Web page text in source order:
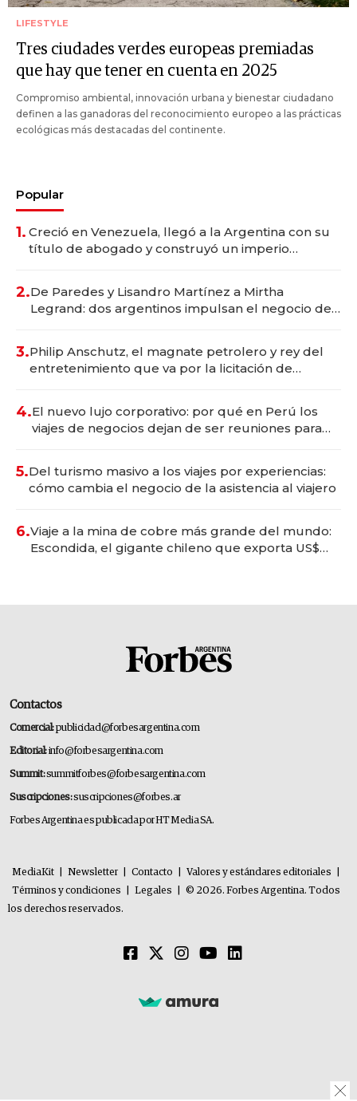
LIFESTYLE
Tres ciudades verdes europeas premiadas
que hay que tener en cuenta en 2025
Compromiso ambiental, innovación urbana y bienestar ciudadano
definen a las ganadoras del reconocimiento europeo a las prácticas
ecológicas más destacadas del continente.
Popular
1. Creció en Venezuela, llegó a la Argentina con su
título de abogado y construyó un imperio
2.De Paredes y Lisandro Martínez a Mirtha
Legrand: dos argentinos impulsan el negocio del
3.Philip Anschutz, el magnate petrolero y rey del
entretenimiento que va por la licitación de
4.El nuevo lujo corporativo: por qué en Perú los
viajes de negocios dejan de ser reuniones para
5.Del turismo masivo a los viajes por experiencias:
cómo cambia el negocio de la asistencia al viajero
6.Viaje a la mina de cobre más grande del mundo:
Escondida, el gigante chileno que exporta US$
Contactos
Comercial:publicidad@forbesargentina.com
Editorial:info@forbesargentina.com
Summit:summitforbes@forbesargentina.com
Suscripciones:suscripciones@forbes.ar
Forbes Argentina es publicada por HT Media SA.
MediaKit Newsletter Contacto Valores y estándares editoriales
Términos y condiciones
Legales
© 2026. Forbes Argentina. Todos
los derechos reservados.